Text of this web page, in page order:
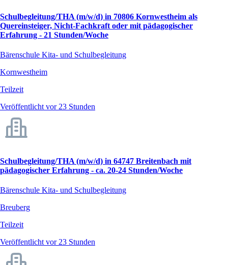
Schulbegleitung/THA (m/w/d) in 70806 Kornwestheim als
Quereinsteiger, Nicht-Fachkraft oder mit pädagogischer
Erfahrung - 21 Stunden/Woche
Bärenschule Kita- und Schulbegleitung
Kornwestheim
Teilzeit
Veröffentlicht vor 23 Stunden
Schulbegleitung/THA (m/w/d) in 64747 Breitenbach mit
pädagogischer Erfahrung - ca. 20-24 Stunden/Woche
Bärenschule Kita- und Schulbegleitung
Breuberg
Teilzeit
Veröffentlicht vor 23 Stunden